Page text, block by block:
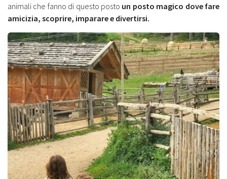
animali che fanno di questo posto un posto magico dove fare
amicizia, scoprire, imparare e divertirsi.